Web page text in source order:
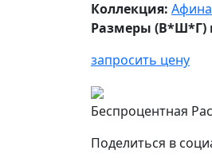
Коллекция: Афина
Размеры (В*Ш*Г)
запросить цену
Беспроцентная
Поделиться в